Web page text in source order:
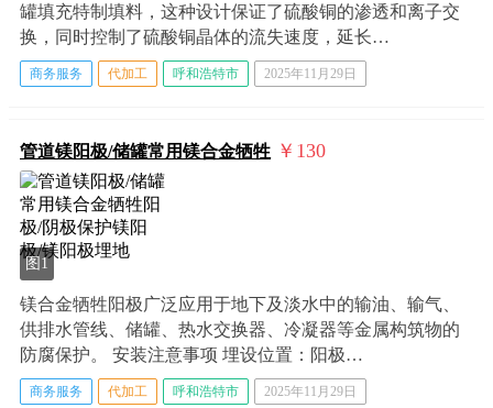
罐填充特制填料，这种设计保证了硫酸铜的渗透和离子交
换，同时控制了硫酸铜晶体的流失速度，延长…
商务服务 代加工 呼和浩特市 2025年11月29日
管道镁阳极/储罐常用镁合金牺牲 ￥130
图1
镁合金牺牲阳极广泛应用于地下及淡水中的输油、输气、
供排水管线、储罐、热水交换器、冷凝器等金属构筑物的
防腐保护。 安装注意事项 埋设位置：阳极…
商务服务 代加工 呼和浩特市 2025年11月29日